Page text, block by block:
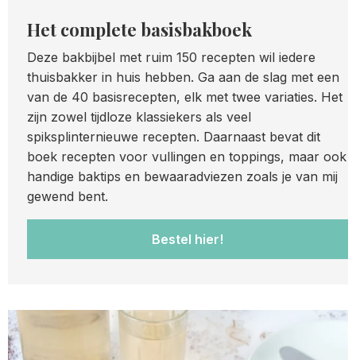
Het complete basisbakboek
Deze bakbijbel met ruim 150 recepten wil iedere
thuisbakker in huis hebben. Ga aan de slag met een
van de 40 basisrecepten, elk met twee variaties. Het
zijn zowel tijdloze klassiekers als veel
spiksplinternieuwe recepten. Daarnaast bevat dit
boek recepten voor vullingen en toppings, maar ook
handige baktips en bewaaradviezen zoals je van mij
gewend bent.
Bestel hier!